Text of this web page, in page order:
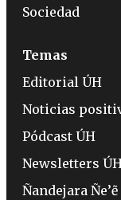
Sociedad
Temas
Editorial ÚH
Noticias
Pódcast ÚH
Newsletters
Ñandejara Ñe’ẽ